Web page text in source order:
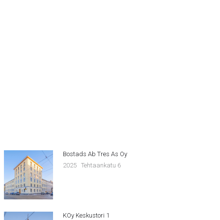
Bostads Ab Tres As Oy
2025 Tehtaankatu 6
KOy Keskustori 1